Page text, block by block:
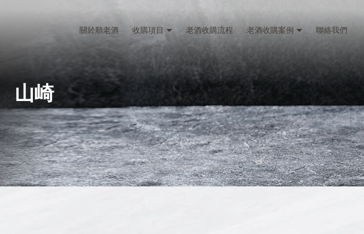
關於順老酒 收購項目 老酒收購流程 老酒收購案例 聯絡我們
山崎